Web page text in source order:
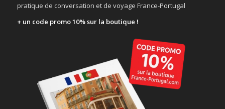
pratique de conversation et de voyage France-Portugal
+ un code promo 10% sur la boutique !